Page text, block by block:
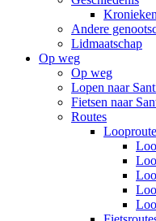
Kronieken
Andere
Lidmaatschap
Op weg
Op weg
Lopen naar
Fietsen naar
Routes